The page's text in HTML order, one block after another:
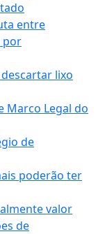
entre
por
lixo
Marco Legal do
de
poderão ter
valor
de